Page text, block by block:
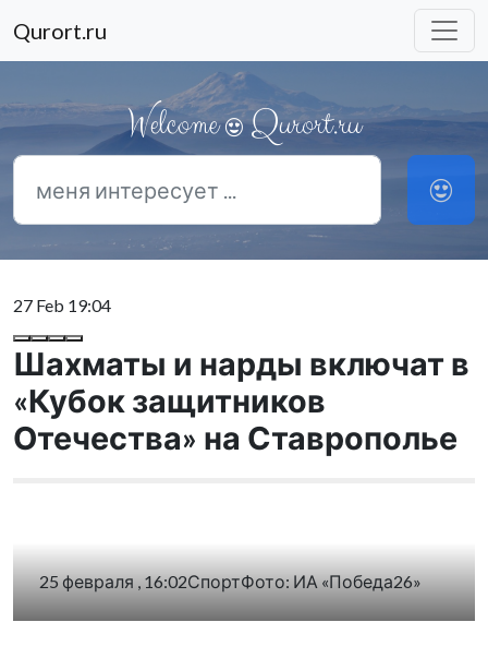
Qurort.ru
Welcome Qurort.ru
27 Feb 19:04
Шахматы и нарды включат в
«Кубок защитников
Отечества» на Ставрополье
25 февраля , 16:02СпортФото:ИА «Победа26»